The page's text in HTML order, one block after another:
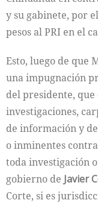
y su gabinete, por
pesos al PRI en el
Esto, luego de que
una impugnación
del presidente,
investigaciones,
de información y
o inminentes contra
toda investigación
gobierno de Javier
Corte, si es